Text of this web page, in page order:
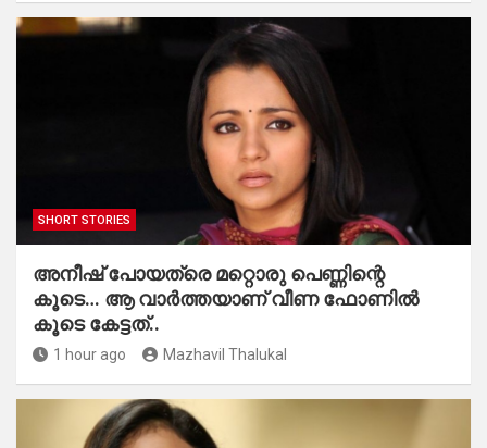
SHORT STORIES
അനീഷ് പോയത്രെ മറ്റൊരു പെണ്ണിന്റെ
കൂടെ… ആ വാർത്തയാണ് വീണ ഫോണിൽ
കൂടെ കേട്ടത്..
1 hour ago Mazhavil Thalukal